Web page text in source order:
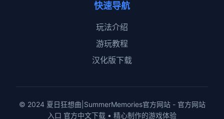
快速导航
玩法介绍
游玩教程
汉化版下载
© 2024 夏日狂想曲|SummerMemories官方网站 - 官方网站
入口 官方中文下载 • 精心制作的游戏体验